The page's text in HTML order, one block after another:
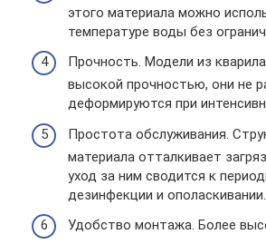
этого материала можно
температуре воды без
Прочность. Модели из
высокой прочностью, они не
деформируются при
Простота обслуживания.
материала отталкивает
уход за ним сводится к
дезинфекции и ополаскивании.
Удобство монтажа. Более